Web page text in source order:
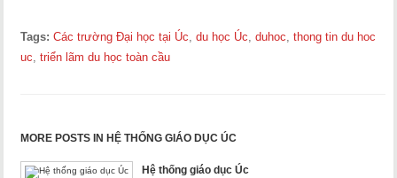
Tags: Các trường Đại học tại Úc,du học Úc,duhoc,thong tin du hoc
uc,triển lãm du học toàn cầu
MORE POSTS IN HỆ THỐNG GIÁO DỤC ÚC
Hệ thống giáo dục Úc